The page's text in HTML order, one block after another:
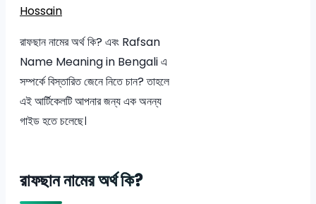
Hossain
রাফছান নামের অর্থ কি? এবং Rafsan
Name Meaning in Bengali এ
সম্পর্কে বিস্তারিত জেনে নিতে চান? তাহলে
এই আর্টিকেলটি আপনার জন্য এক অনন্য
গাইড হতে চলেছে।
রাফছান নামের অর্থ কি?